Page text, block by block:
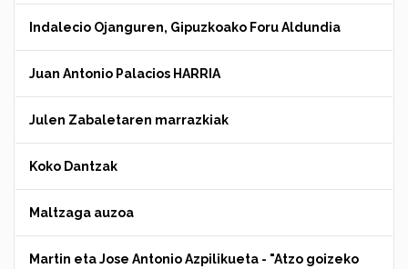
Indalecio Ojanguren, Gipuzkoako Foru Aldundia
Juan Antonio Palacios HARRIA
Julen Zabaletaren marrazkiak
Koko Dantzak
Maltzaga auzoa
Martin eta Jose Antonio Azpilikueta - "Atzo goizeko